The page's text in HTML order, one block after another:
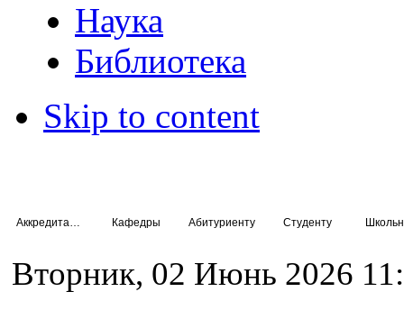
Наука
Библиотека
Skip to content
Кафедры Абитуриенту Студенту
Вторник, 02 Июнь 2026